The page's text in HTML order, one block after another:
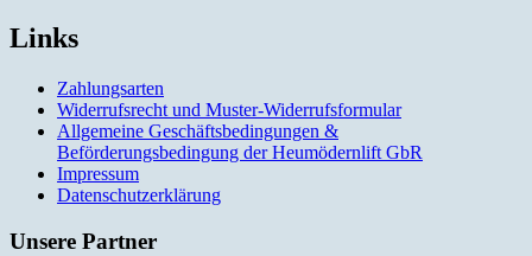
Links
Zahlungsarten
Widerrufsrecht und Muster-Widerrufsformular
Allgemeine Geschäftsbedingungen &
Beförderungsbedingung der Heumödernlift GbR
Impressum
Datenschutzerklärung
Unsere Partner